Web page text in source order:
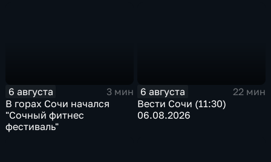
6 августа
3 мин
В горах Сочи начался
"Сочный фитнес
фестиваль"
6 августа
22 мин
Вести Сочи (11:30)
06.08.2026